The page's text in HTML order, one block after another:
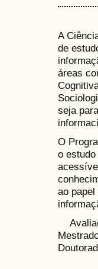
A
de
áreas
seja
O
o
ao